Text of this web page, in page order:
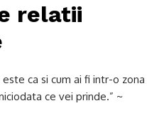
relatii
ca si cum ai fi intr-o zona
ce vei prinde.” ~